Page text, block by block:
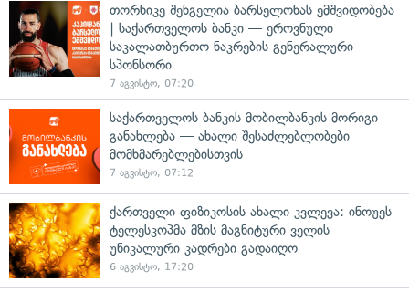
თორნიკე შენგელია ბარსელონას ემშვიდობება
| საქართველოს ბანკი — ეროვნული
საკალათბურთო ნაკრების გენერალური
სპონსორი
7 აგვისტო, 07:20
საქართველოს ბანკის მობილბანკის მორიგი
განახლება — ახალი შესაძლებლობები
მომხმარებლებისთვის
7 აგვისტო, 07:12
ქართველი ფიზიკოსის ახალი კვლევა: ინოუეს
ტელესკოპმა მზის მაგნიტური ველის
უნიკალური კადრები გადაიღო
6 აგვისტო, 17:20